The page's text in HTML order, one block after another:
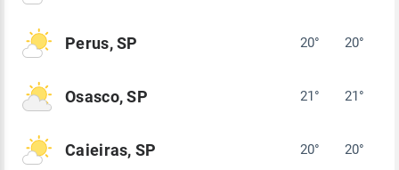
Perus, SP 20° 20°
Osasco, SP 21° 21°
Caieiras, SP 20° 20°